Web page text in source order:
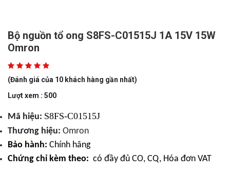
Bộ nguồn tổ ong S8FS-C01515J 1A 15V 15W
Omron
(Đánh giá của 10 khách hàng gần nhất)
Lượt xem : 500
Mã hiệu: S8FS-C01515J
Thương hiệu: Omron
Bảo hành: Chính hãng
Chứng chỉ kèm theo: có đầy đủ CO, CQ, Hóa đơn VAT